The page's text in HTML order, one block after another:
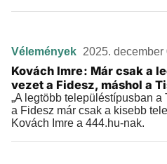
Vélemények 2025. december
Kovách Imre: Már csak a
vezet a Fidesz, máshol a
„A legtöbb településtípusban
a Fidesz már csak a kisebb
Kovách Imre a 444.hu-nak.